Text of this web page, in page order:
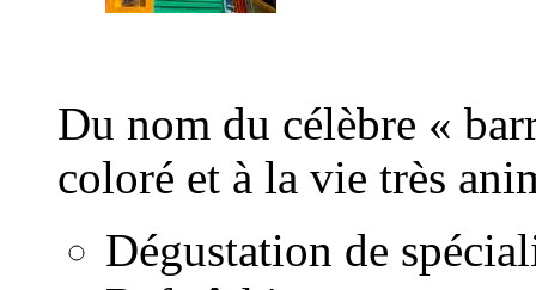
Du nom du célèbre «
coloré et à la vie très
Dégustation de